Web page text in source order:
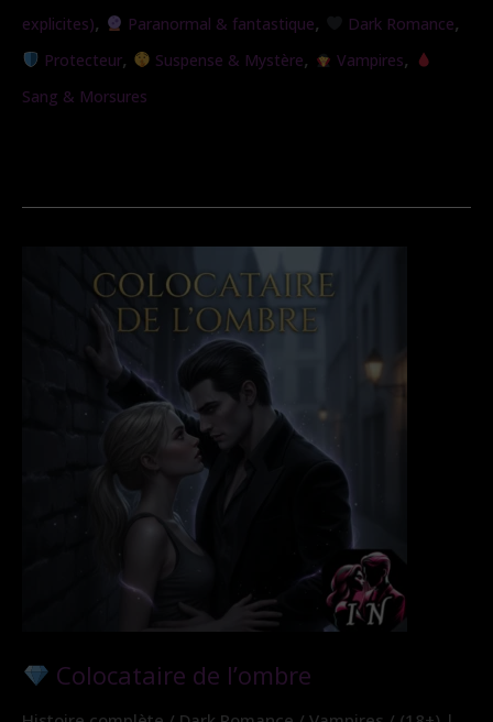
explicites), Paranormal & fantastique, Dark Romance,
Protecteur, Suspense & Mystère, Vampires,
Sang & Morsures
Colocataire de l’ombre